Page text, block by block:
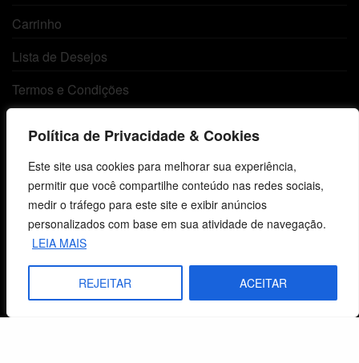
Política de Privacidade & Cookies
Este site usa cookies para melhorar sua experiência,
permitir que você compartilhe conteúdo nas redes sociais,
medir o tráfego para este site e exibir anúncios
personalizados com base em sua atividade de navegação.
LEIA MAIS
REJEITAR ACEITAR
Carrinho
Lista de Desejos
Termos e Condições
Centro de Estudos Bíblicos
CNPJ: 29.832.607/0001-10
São Leopoldo, RS, Brasil